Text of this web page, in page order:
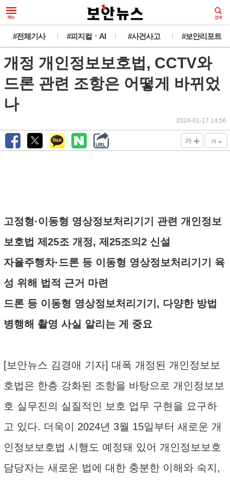
#전체기사 #피지컬ㆍAI #사건사고 #보안리포트
개정 개인정보보호법, CCTV와
드론 관련 조항은 어떻게 바뀌었
나
2024-01-17 14:56
가 + 가 -
고정형·이동형 영상정보처리기기 관련 개인정보
보호법 제25조 개정, 제25조의2 신설
자율주행차·드론 등 이동형 영상정보처리기기 육
성 위해 법적 근거 마련
드론 등 이동형 영상정보처리기기, 다양한 방법
병행해 촬영 사실 알리는 게 중요
[보안뉴스 김경애 기자] 대폭 개정된 개인정보보
호법은 한층 강화된 조항을 바탕으로 개인정보보
호 실무진의 실질적인 보호 업무 구현을 요구하
고 있다. 더욱이 2024년 3월 15일부터 새로운 개
인정보보호법 시행도 예정돼 있어 개인정보보호
담당자는 새로운 법에 대한 충분한 이해와 숙지,